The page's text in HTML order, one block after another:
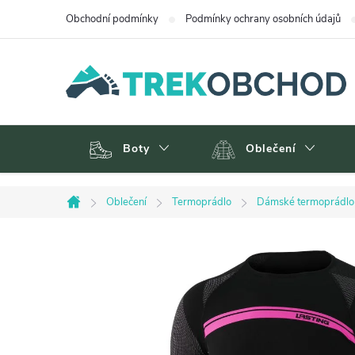
Obchodní podmínky Podmínky ochrany osobních údajů
Boty Oblečení
Domů
Oblečení Termoprádlo Dámské termoprádlo